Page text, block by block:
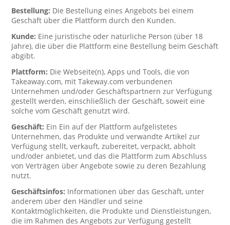
Bestellung: Die Bestellung eines Angebots bei einem
Geschäft über die Plattform durch den Kunden.
Kunde: Eine juristische oder natürliche Person (über 18
Jahre), die über die Plattform eine Bestellung beim Geschäft
abgibt.
Plattform: Die Webseite(n), Apps und Tools, die von
Takeaway.com, mit Takeway.com verbundenen
Unternehmen und/oder Geschäftspartnern zur Verfügung
gestellt werden, einschließlich der Geschäft, soweit eine
solche vom Geschäft genutzt wird.
Geschäft: Ein Ein auf der Plattform aufgelistetes
Unternehmen, das Produkte und verwandte Artikel zur
Verfügung stellt, verkauft, zubereitet, verpackt, abholt
und/oder anbietet, und das die Plattform zum Abschluss
von Verträgen über Angebote sowie zu deren Bezahlung
nutzt.
Geschäftsinfos: Informationen über das Geschäft, unter
anderem über den Händler und seine
Kontaktmöglichkeiten, die Produkte und Dienstleistungen,
die im Rahmen des Angebots zur Verfügung gestellt